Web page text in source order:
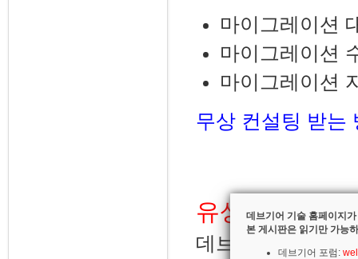
마이그레이션
마이그레이션
마이그레이션
무상 컨설팅 받는
유상 컨설팅
데브기어 마이그
데브기어 기술 홈페이지
본 게시판은 읽기만 가능
데브기어 포럼: